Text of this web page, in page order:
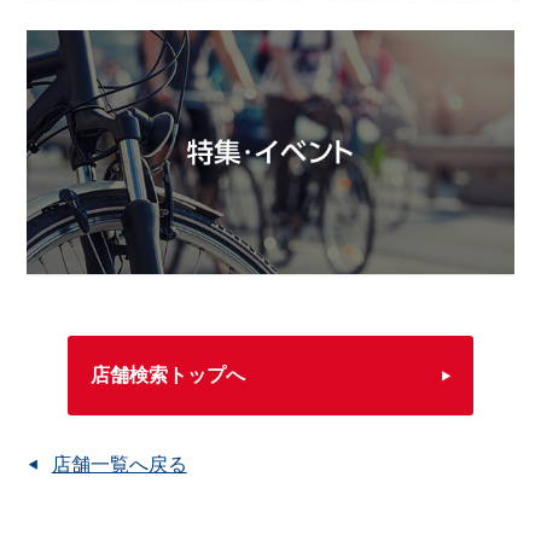
店舗検索トップへ
店舗一覧へ戻る